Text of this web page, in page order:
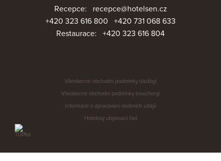
Recepce: recepce@hotelsen.cz
+420 323 616 800
+420 731 068 633
Restaurace: +420 323 616 804
Všeobecné obchodní podmínky (služby)
Všeobecné obchodní podmínky (vouchery)
Informace o zpracování osobních údajů
Hotelový ubytovací řád